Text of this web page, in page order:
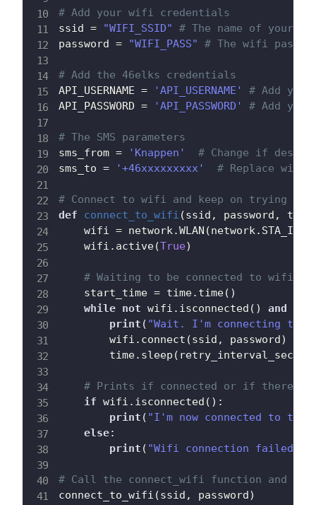
# Add your wifi credentials
ssid = "WIFI_SSID"
# The name of your
password = "WIFI_PASS" # The wifi
# Add the 46elks credentials
API_USERNAME = 'API_USERNAME'
# Add your
API_PASSWORD = 'API_PASSWORD' # Add your
# The SMS parameters
sms_from = 'Knappen'
# Change if
sms_to = '+46xxxxxxxxx' # Replace with
# Connect to wifi and keep on trying
def
connect_to_wifi (ssid , password ,
    wifi
= network.WLAN (network. STA_IF
    wifi
. active(True)
# Waiting to be connected to wifi
    start_time
= time. time( )
while not wifi . isconnected ( ) and
print ( "Wait. I'm connecting to
        wifi
. connect (ssid , password)
        time
. sleep ( retry_interval_sec
# Prints if connected or if there
if wifi . isconnected ( ) :
print ( "I'm now connected to
else:
print ( "Wifi connection failed
# Call the connect_wifi function and
connect_to_wifi (ssid , password)